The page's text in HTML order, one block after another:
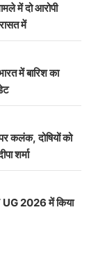
में दो आरोपी
में
में बारिश का
पर कलंक, दोषियों को
शर्मा
UG 2026 में किया